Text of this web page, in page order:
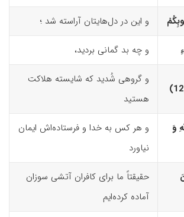
و این در دل‌هایتان آراسته شد ؛
و چه بد گمانی بردید،
و گروهی شُدید که شایسته هلاکت
هستید
وَ
و هر کس به خدا و فرستاده‌اش ایمان
نیاورد
حقیقتاً ما برای کافران آتشی سوزان
آماده کرده‌ایم